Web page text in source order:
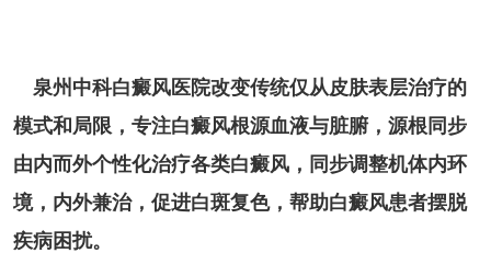
泉州中科白癜风医院改变传统仅从皮肤表层治疗的
模式和局限，专注白癜风根源血液与脏腑，源根同步
由内而外个性化治疗各类白癜风，同步调整机体内环
境，内外兼治，促进白斑复色，帮助白癜风患者摆脱
疾病困扰。